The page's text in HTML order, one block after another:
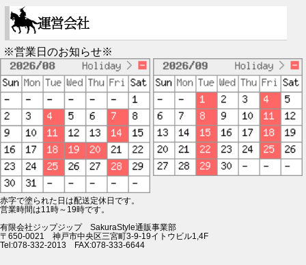
※営業日のお知らせ※
赤字で塗られた日は配送定休日です。
営業時間は11時～19時です。
有限会社ジップジップ SakuraStyle通販事業部
〒650-0021 神戸市中央区三宮町3-9-19イトウビル1,4F
Tel:078-332-2013 FAX:078-333-6644